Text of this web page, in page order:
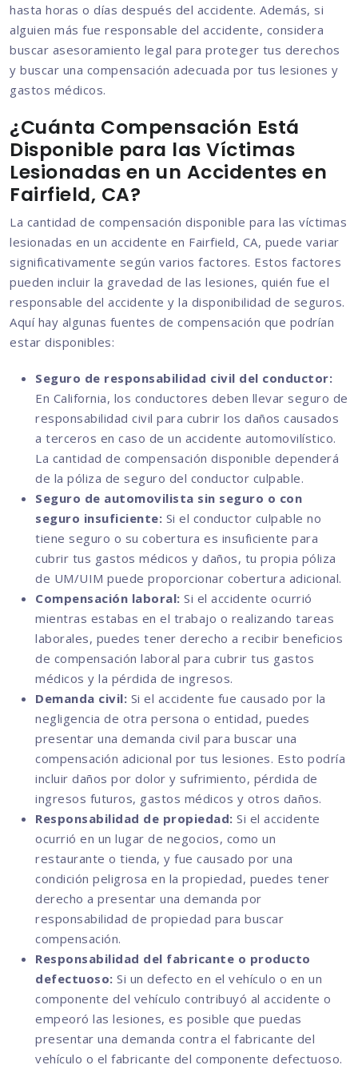
hasta horas o días después del accidente. Además, si
alguien más fue responsable del accidente, considera
buscar asesoramiento legal para proteger tus derechos
y buscar una compensación adecuada por tus lesiones y
gastos médicos.
¿Cuánta Compensación Está
Disponible para las Víctimas
Lesionadas en un Accidentes en
Fairfield, CA?
La cantidad de compensación disponible para las víctimas
lesionadas en un accidente en Fairfield, CA, puede variar
significativamente según varios factores. Estos factores
pueden incluir la gravedad de las lesiones, quién fue el
responsable del accidente y la disponibilidad de seguros.
Aquí hay algunas fuentes de compensación que podrían
estar disponibles:
Seguro de responsabilidad civil del conductor:
En California, los conductores deben llevar seguro de
responsabilidad civil para cubrir los daños causados
a terceros en caso de un accidente automovilístico.
La cantidad de compensación disponible dependerá
de la póliza de seguro del conductor culpable.
Seguro de automovilista sin seguro o con
seguro insuficiente: Si el conductor culpable no
tiene seguro o su cobertura es insuficiente para
cubrir tus gastos médicos y daños, tu propia póliza
de UM/UIM puede proporcionar cobertura adicional.
Compensación laboral: Si el accidente ocurrió
mientras estabas en el trabajo o realizando tareas
laborales, puedes tener derecho a recibir beneficios
de compensación laboral para cubrir tus gastos
médicos y la pérdida de ingresos.
Demanda civil: Si el accidente fue causado por la
negligencia de otra persona o entidad, puedes
presentar una demanda civil para buscar una
compensación adicional por tus lesiones. Esto podría
incluir daños por dolor y sufrimiento, pérdida de
ingresos futuros, gastos médicos y otros daños.
Responsabilidad de propiedad: Si el accidente
ocurrió en un lugar de negocios, como un
restaurante o tienda, y fue causado por una
condición peligrosa en la propiedad, puedes tener
derecho a presentar una demanda por
responsabilidad de propiedad para buscar
compensación.
Responsabilidad del fabricante o producto
defectuoso: Si un defecto en el vehículo o en un
componente del vehículo contribuyó al accidente o
empeoró las lesiones, es posible que puedas
presentar una demanda contra el fabricante del
vehículo o el fabricante del componente defectuoso.